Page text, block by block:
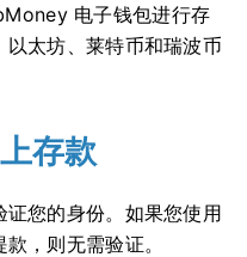
电子钱包进行存
太坊、莱特币和瑞波币
存款
您的身份。如果您使用
，则无需验证。